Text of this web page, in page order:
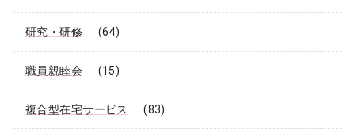
研究・研修 (64)
職員親睦会 (15)
複合型在宅サービス (83)